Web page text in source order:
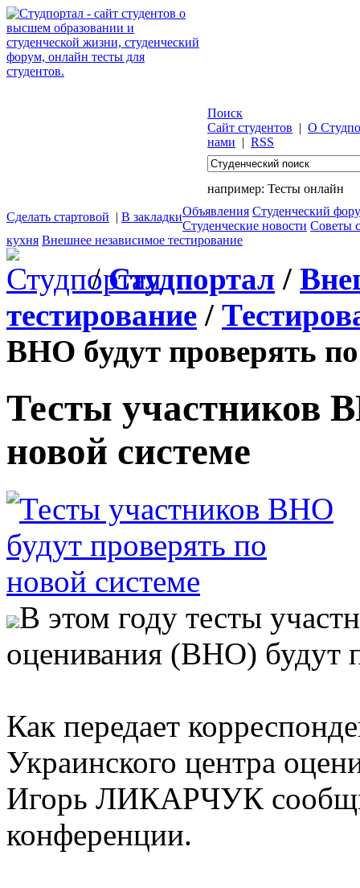
Поиск
Сайт студентов | О
нами | RSS
например: Тесты онлайн
Сделать стартовой | В закладкиОбъявления Студенческий
Студенческие новости Советы
кухня Внешнее независимое тестирование
/Студпортал /
тестирование /
ВНО будут проверять
Тесты участников
новой системе
В этом году тесты
оценивания (ВНО) будут
Как передает
Украинского центра
Игорь ЛИКАРЧУК
конференции.